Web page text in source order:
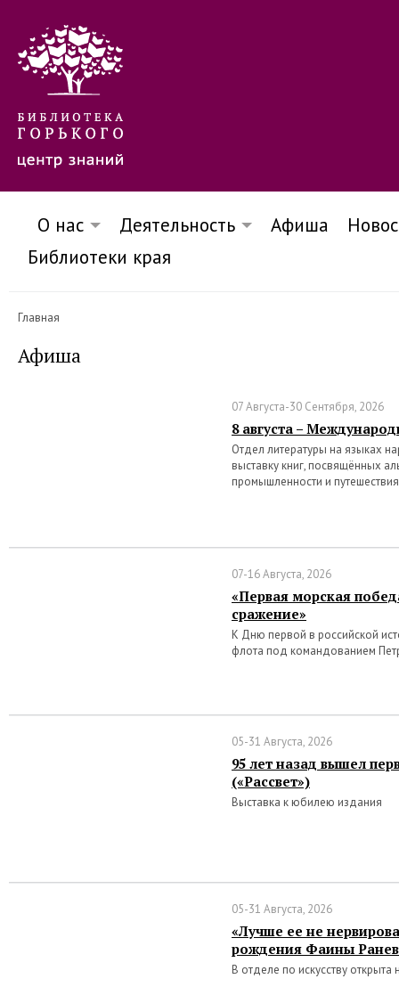
О нас Деятельность Афиша
Библиотеки края
Главная
Афиша
07 Августа-30 Сентября, 2026
8 августа –
Отдел литературы на языках
выставку книг, посвящённых
промышленности и
07-16 Августа, 2026
«Первая морская
сражение»
К Дню первой в российской
флота под командованием
05-31 Августа, 2026
95 лет назад вышел
(«Рассвет»)
Выставка к юбилею издания
05-31 Августа, 2026
«Лучше ее не
рождения Фаины
В отделе по искусству открыта